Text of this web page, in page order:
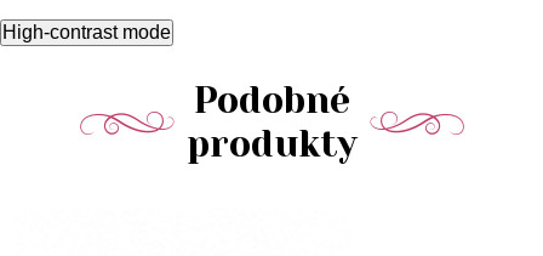
High-contrast mode
Podobné
produkty